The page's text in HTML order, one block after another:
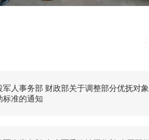
军人事务部 财政部关于调整部分优抚对
标准的通知